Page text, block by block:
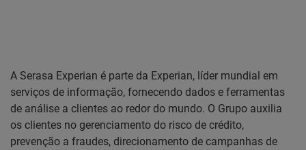
A Serasa Experian é parte da Experian, líder mundial em
serviços de informação, fornecendo dados e ferramentas
de análise a clientes ao redor do mundo. O Grupo auxilia
os clientes no gerenciamento do risco de crédito,
prevenção a fraudes, direcionamento de campanhas de